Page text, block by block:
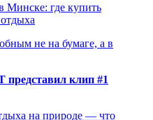
Минске: где купить
не на бумаге, а в
представил клип #1
на природе — что